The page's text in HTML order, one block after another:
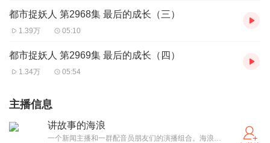
都市捉妖人 第2968集 最后的成长（三）
1.39万 05:10
都市捉妖人 第2969集 最后的成长（四）
1.34万 05:54
主播信息
讲故事的海浪
一个新闻主播和一群配音员朋友们的演播组合。海浪演播，一听上瘾！给耳朵带来“视觉盛宴”！